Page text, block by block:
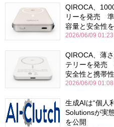
QIROCA、
リーを発売
容量と安全性
2026/06/09 01:23
QIROCA、薄
テリーを発売
安全性と携帯
2026/06/09 01:08
生成AIは“個人
Solutionsが実
を公開